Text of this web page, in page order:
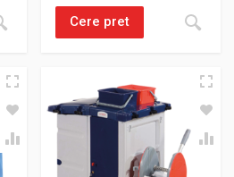
Cere pret